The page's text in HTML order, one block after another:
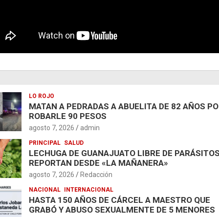
LO ROJO
MATAN A PEDRADAS A ABUELITA DE 82 AÑOS
ROBARLE 90 PESOS
agosto 7, 2026 admin
PRINCIPAL SALUD
LECHUGA DE GUANAJUATO LIBRE DE
REPORTAN DESDE «LA MAÑANERA»
agosto 7, 2026 Redacción
NACIONAL INTERNACIONAL
HASTA 150 AÑOS DE CÁRCEL A MAESTRO QUE
GRABÓ Y ABUSO SEXUALMENTE DE 5 MENORES